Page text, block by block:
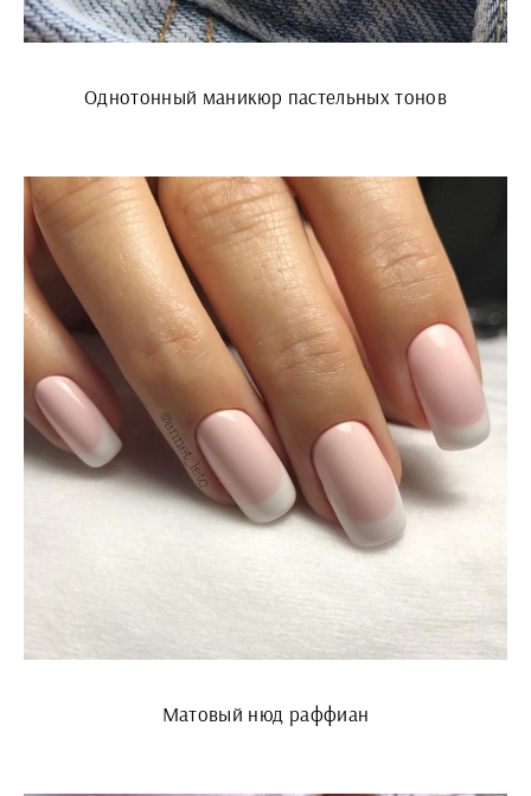
Однотонный маникюр пастельных тонов
Матовый нюд раффиан